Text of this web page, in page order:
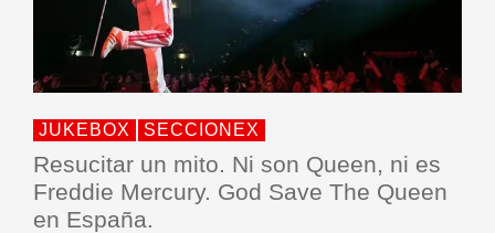
JUKEBOX SECCIONEX
Resucitar un mito. Ni son Queen, ni es
Freddie Mercury. God Save The Queen
en España.